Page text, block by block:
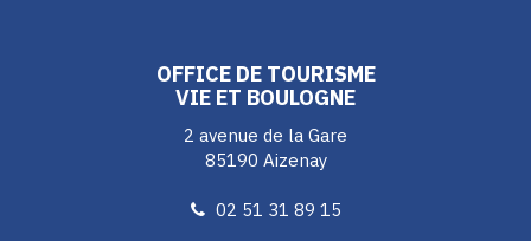
OFFICE DE TOURISME
VIE ET BOULOGNE
2 avenue de la Gare
85190 Aizenay
02 51 31 89 15